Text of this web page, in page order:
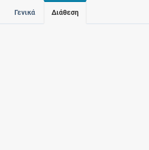
Γενικά Διάθεση